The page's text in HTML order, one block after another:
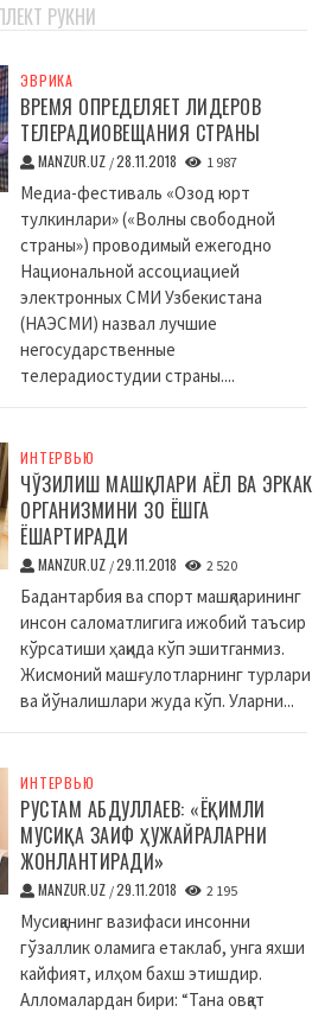
РУКНИ
ЭВРИКА
ВРЕМЯ ОПРЕДЕЛЯЕТ ЛИДЕРОВ
ТЕЛЕРАДИОВЕЩАНИЯ СТРАНЫ
MANZUR.UZ /28.11.2018 1 987
Медиа-фестиваль «Озод юрт
тулкинлари» («Волны свободной
страны») проводимый ежегодно
Национальной ассоциацией
электронных СМИ Узбекистана
(НАЭСМИ) назвал лучшие
негосударственные
телерадиостудии страны....
ИНТЕРВЬЮ
ЧЎЗИЛИШ МАШҚЛАРИ АЁЛ ВА ЭРКАК
ОРГАНИЗМИНИ 30 ЁШГА
ЁШАРТИРАДИ
MANZUR.UZ /29.11.2018 2 520
Бадантарбия ва спорт машқларининг
инсон саломатлигига ижобий таъсир
кўрсатиши ҳақида кўп эшитганмиз.
Жисмоний машғулотларнинг турлари
ва йўналишлари жуда кўп. Уларни...
ИНТЕРВЬЮ
РУСТАМ АБДУЛЛАЕВ: «ЁҚИМЛИ
МУСИҚА ЗАИФ ҲУЖАЙРАЛАРНИ
ЖОНЛАНТИРАДИ»
MANZUR.UZ /29.11.2018 2 195
Мусиқанинг вазифаси инсонни
гўзаллик оламига етаклаб, унга яхши
кайфият, илҳом бахш этишдир.
Алломалардан бири: “Тана овқат